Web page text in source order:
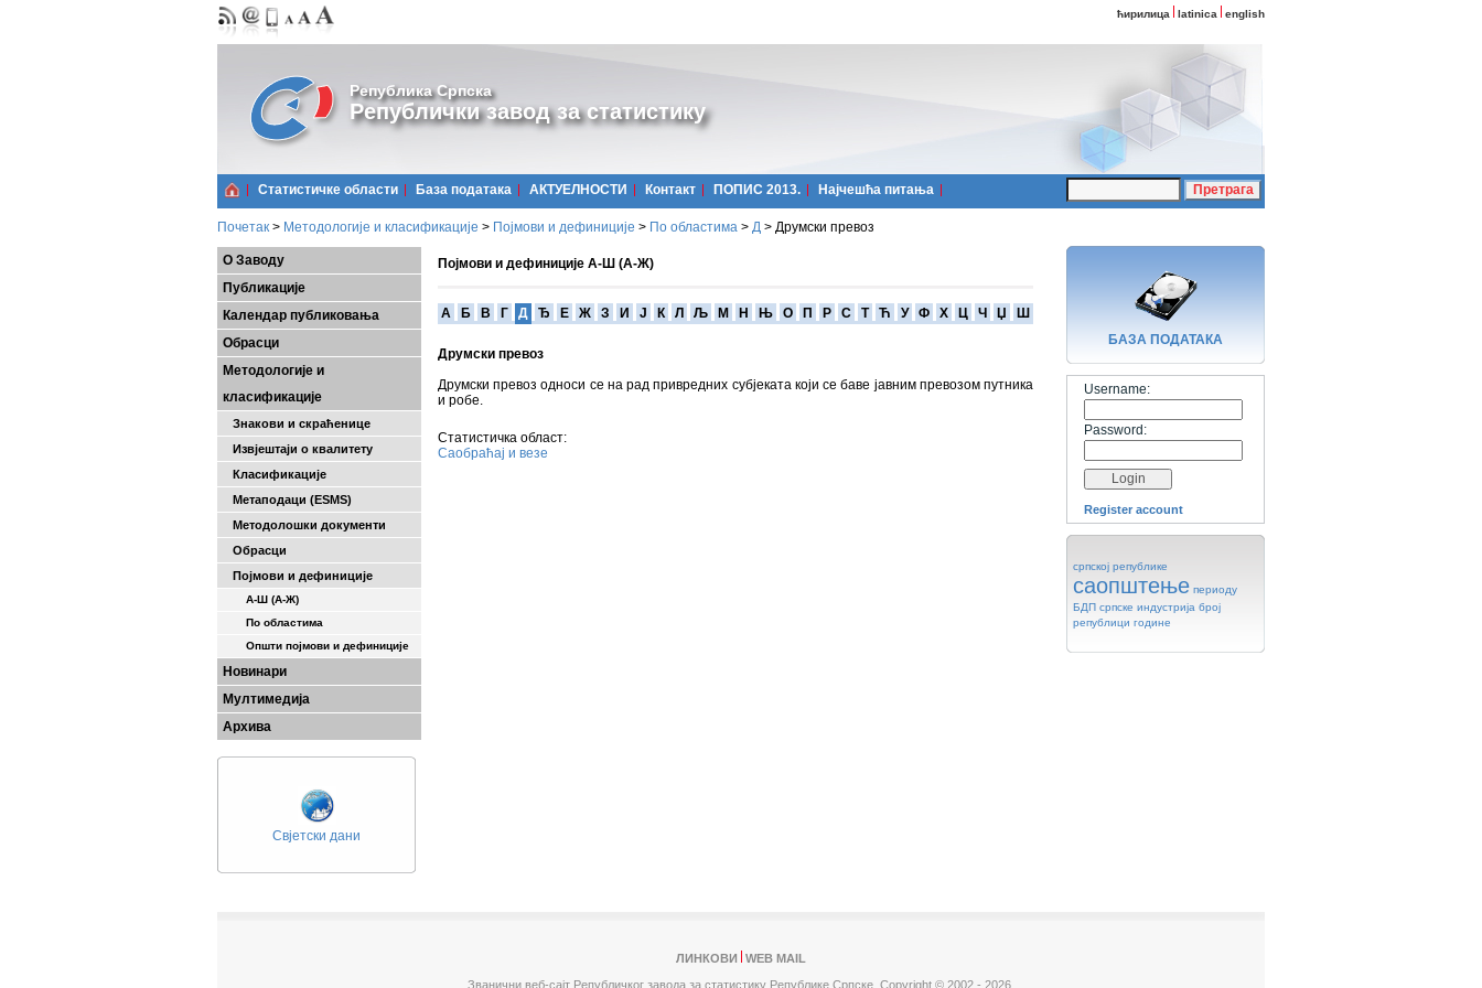
ћирилица latinica english
Република Српска
Републички завод за статистику
Статистичке области Базa података АКТУЕЛНОСТИ Контакт ПОПИС 2013. Најчешћa питања
Почетак > Методологије и класификације > Појмови и дефиниције > По областима > Д > Друмски превоз
О Заводу
Публикације
Календар публиковања
Обрасци
Методологије и
класификације
Знакови и скраћенице
Извјештаји о квалитету
Класификације
Метаподаци (ESMS)
Методолошки документи
Обрасци
Појмови и дефиниције
А-Ш (A-Ж)
По областима
Општи појмови и дефиниције
Новинари
Мултимедија
Архива
Свјетски дани
Појмови и дефиниције А-Ш (А-Ж)
A Б В Г Д Ђ Е Ж З И Ј К Л Љ М Н Њ О П Р С Т Ћ У Ф Х Ц Ч Џ Ш
Друмски превоз
Друмски превоз односи се на рад привредних субјеката који се баве јавним превозом путника
и робе.
Статистичка област:
Саобраћај и везе
БАЗA ПОДАТАКА
Username:
Password:
Register account
српској републике
саопштење периоду
БДП српске индустрија број
републици године
ЛИНКОВИ
WEB MAIL
Званични веб-сајт Републичког завода за статистику Републике Српске, Copyright © 2002 - 2026.